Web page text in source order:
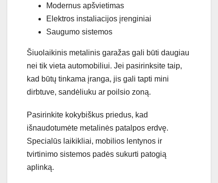
Modernus apšvietimas
Elektros instaliacijos įrenginiai
Saugumo sistemos
Šiuolaikinis metalinis garažas gali būti daugiau
nei tik vieta automobiliui. Jei pasirinksite taip,
kad būtų tinkama įranga, jis gali tapti mini
dirbtuve, sandėliuku ar poilsio zoną.
Pasirinkite kokybiškus priedus, kad
išnaudotumėte metalinės patalpos erdvę.
Specialūs laikikliai, mobilios lentynos ir
tvirtinimo sistemos padės sukurti patogią
aplinką.